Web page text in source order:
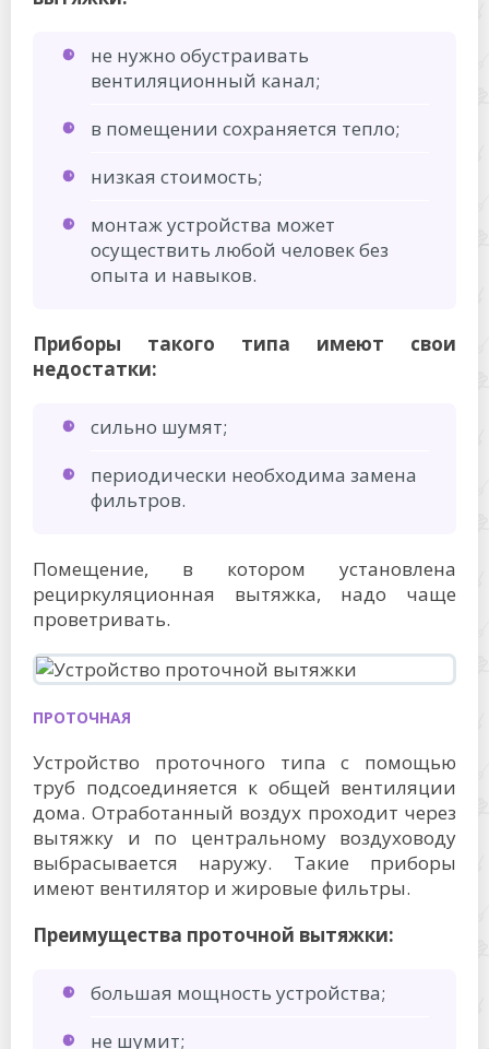
не нужно обустраивать
вентиляционный канал;
в помещении сохраняется тепло;
низкая стоимость;
монтаж устройства может
осуществить любой человек без
опыта и навыков.
Приборы такого типа имеют свои
недостатки:
сильно шумят;
периодически необходима замена
фильтров.
Помещение, в котором установлена
рециркуляционная вытяжка, надо чаще
проветривать.
ПРОТОЧНАЯ
Устройство проточного типа с помощью
труб подсоединяется к общей вентиляции
дома. Отработанный воздух проходит через
вытяжку и по центральному воздуховоду
выбрасывается наружу. Такие приборы
имеют вентилятор и жировые фильтры.
Преимущества проточной вытяжки:
большая мощность устройства;
не шумит;